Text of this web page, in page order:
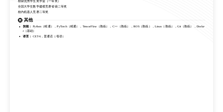
其他
技能： Python（精通），PyTorch（精通），TensorFlow（熟练），C++（熟练），ROS（熟练），Linux（熟练），Git（熟练），Docke
r（基础）
语言： CET-6，普通话（母语）
校级优秀学生奖学金（一等奖）
全国大学生数学建模竞赛省级二等奖
校内机器人竞赛二等奖
其他
技能： Python（精通），PyTorch（精通），TensorFlow（熟练），C++（熟练），ROS（熟练），Linux（熟练），Git（熟练），Docke
r（基础）
语言： CET-6，普通话（母语）